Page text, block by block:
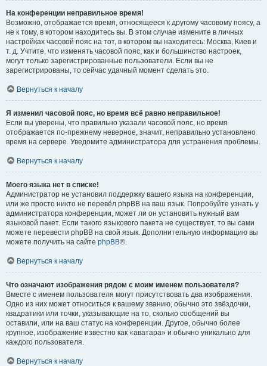
На конференции неправильное время!
Возможно, отображается время, относящееся к другому часовому поясу, а
не к тому, в котором находитесь вы. В этом случае измените в личных
настройках часовой пояс на тот, в котором вы находитесь: Москва, Киев и
т. д. Учтите, что изменять часовой пояс, как и большинство настроек,
могут только зарегистрированные пользователи. Если вы не
зарегистрированы, то сейчас удачный момент сделать это.
Вернуться к началу
Я изменил часовой пояс, но время всё равно неправильное!
Если вы уверены, что правильно указали часовой пояс, но время
отображается по-прежнему неверное, значит, неправильно установлено
время на сервере. Уведомите администратора для устранения проблемы.
Вернуться к началу
Моего языка нет в списке!
Администратор не установил поддержку вашего языка на конференции,
или же просто никто не перевёл phpBB на ваш язык. Попробуйте узнать у
администратора конференции, может ли он установить нужный вам
языковой пакет. Если такого языкового пакета не существует, то вы сами
можете перевести phpBB на свой язык. Дополнительную информацию вы
можете получить на сайте phpBB®.
Вернуться к началу
Что означают изображения рядом с моим именем пользователя?
Вместе с именем пользователя могут присутствовать два изображения.
Одно из них может относиться к вашему званию, обычно это звёздочки,
квадратики или точки, указывающие на то, сколько сообщений вы
оставили, или на ваш статус на конференции. Другое, обычно более
крупное, изображение известно как «аватара» и обычно уникально для
каждого пользователя.
Вернуться к началу